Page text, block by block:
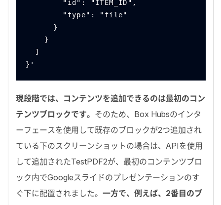
        "id": "ITEM_ID",
        "type": "file"
      }
    }
  ]
}'
現段階では、コンテンツを追加できるのは最初のコン
テンツブロックです。 そのため、 Box Hubsのインタ
ーフェースを使用して既存のブロックが2つ追加され
ている下のスクリーンショットの場合は、 APIを使用
して追加されたTestPDF2が、最初のコンテンツブロ
ック内でGoogle スライドのプレゼンテーションのす
ぐ下に配置されました。 一方で、例えば、 2番目のブ